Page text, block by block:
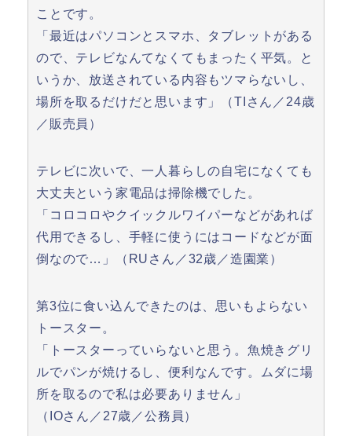
ことです。
「最近はパソコンとスマホ、タブレットがある
ので、テレビなんてなくてもまったく平気。と
いうか、放送されている内容もツマらないし、
場所を取るだけだと思います」（TIさん／24歳
／販売員）
テレビに次いで、一人暮らしの自宅になくても
大丈夫という家電品は掃除機でした。
「コロコロやクイックルワイパーなどがあれば
代用できるし、手軽に使うにはコードなどが面
倒なので…」（RUさん／32歳／造園業）
第3位に食い込んできたのは、思いもよらない
トースター。
「トースターっていらないと思う。魚焼きグリ
ルでパンが焼けるし、便利なんです。ムダに場
所を取るので私は必要ありません」
（IOさん／27歳／公務員）